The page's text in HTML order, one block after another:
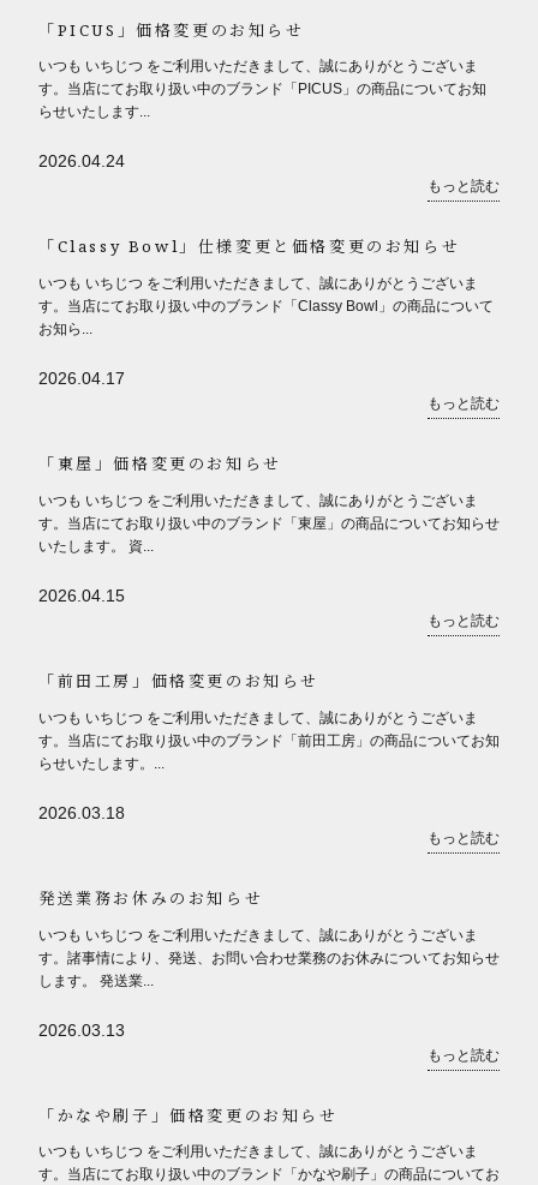
「PICUS」価格変更のお知らせ
いつも いちじつ をご利用いただきまして、誠にありがとうございま
す。当店にてお取り扱い中のブランド「PICUS」の商品についてお知
らせいたします...
2026.04.24
もっと読む
「Classy Bowl」仕様変更と価格変更のお知らせ
いつも いちじつ をご利用いただきまして、誠にありがとうございま
す。当店にてお取り扱い中のブランド「Classy Bowl」の商品について
お知ら...
2026.04.17
もっと読む
「東屋」価格変更のお知らせ
いつも いちじつ をご利用いただきまして、誠にありがとうございま
す。当店にてお取り扱い中のブランド「東屋」の商品についてお知らせ
いたします。 資...
2026.04.15
もっと読む
「前田工房」価格変更のお知らせ
いつも いちじつ をご利用いただきまして、誠にありがとうございま
す。当店にてお取り扱い中のブランド「前田工房」の商品についてお知
らせいたします。...
2026.03.18
もっと読む
発送業務お休みのお知らせ
いつも いちじつ をご利用いただきまして、誠にありがとうございま
す。諸事情により、発送、お問い合わせ業務のお休みについてお知らせ
します。 発送業...
2026.03.13
もっと読む
「かなや刷子」価格変更のお知らせ
いつも いちじつ をご利用いただきまして、誠にありがとうございま
す。当店にてお取り扱い中のブランド「かなや刷子」の商品についてお